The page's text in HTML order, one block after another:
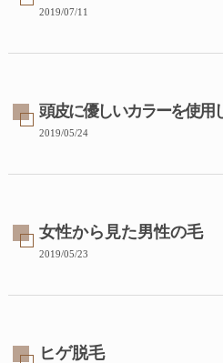
2019/07/11
頭皮に優しいカラーを使用
2019/05/24
女性から見た男性の毛
2019/05/23
ヒゲ脱毛